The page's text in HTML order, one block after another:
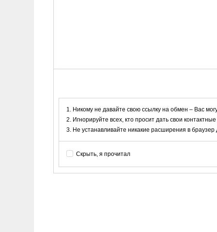
Никому не давайте свою ссылку на обмен – Вас
Игнорируйте всех, кто просит дать свои
Не устанавливайте никакие расширения в
Скрыть, я прочитал